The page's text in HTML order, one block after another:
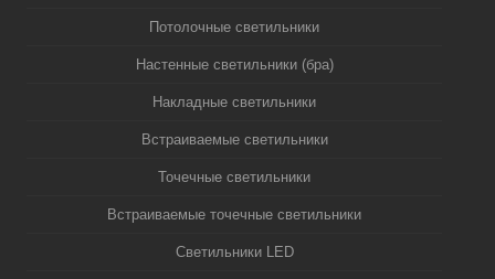
Потолочные светильники
Настенные светильники (бра)
Накладные светильники
Встраиваемые светильники
Точечные светильники
Встраиваемые точечные светильники
Светильники LED